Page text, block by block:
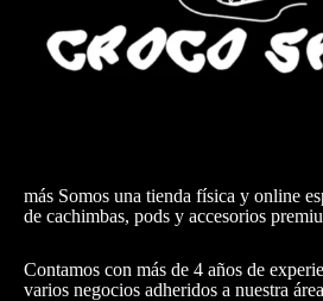
más Somos una tienda física y online
de cachimbas, pods y accesorios
Contamos con más de 4 años de
varios negocios adheridos a nuestra